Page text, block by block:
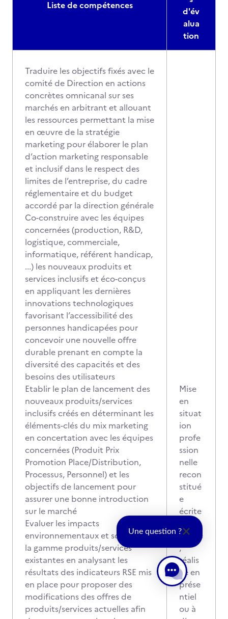
Liste de compétences
d'év
alua
tion
Traduire les objectifs fixés avec le
comité de Direction en actions
concrètes omnicanal sur ses
marchés en arbitrant et allouant
les ressources permettant la mise
en œuvre de la stratégie
marketing pour élaborer le plan
d’action marketing responsable
et inclusif dans le respect des
limites de l’entreprise, du cadre
réglementaire et du budget
accordé par la direction générale
Co-construire avec les équipes
concernées (production, R&D,
logistique, commerciale,
informatique, référent handicap,
...) les nouveaux produits et
services inclusifs et éco-conçus
en appliquant les dernières
innovations technologiques
favorisant l’accessibilité des
personnes handicapées pour
concevoir une nouvelle offre
durable prenant en compte la
diversité des capacités et des
besoins des utilisateurs
Etablir le plan de lancement des
nouveaux produits/services
inclusifs créés en déterminant les
éléments-clés du mix marketing
en concertation avec les équipes
concernées (Produit Prix
Promotion Place/Distribution,
Processus, Personnel) et les
objectifs de lancement pour
assurer une bonne introduction
sur le marché
Evaluer les impacts
environnementaux et sociaux de
la gamme produits/services
existantes en analysant les
résultats des indicateurs RSE mis
en place pour proposer des
modifications des offres de
produits/services actuelles afin
Mise
en
situat
ion
profe
ssion
nelle
recon
stitué
e
écrite
indivi
duelle
,
réalis
ée en
prése
ntiel
ou à
Une question ?